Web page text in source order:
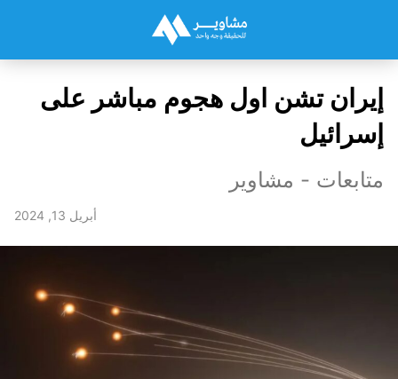
إيران تشن اول هجوم مباشر على
إسرائيل
متابعات - مشاوير
أبريل 13, 2024